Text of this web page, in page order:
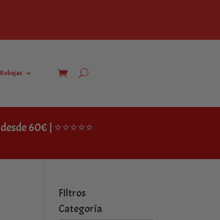
Rebajas
60€ | ⭐⭐⭐⭐⭐
FIltros
Categoría